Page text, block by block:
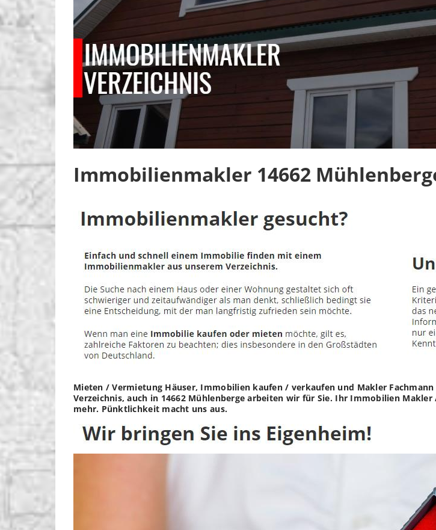
Immobilienmakler 14662
Mieten / Vermietung Häuser, Immobilien kaufen / verkaufen und Makler
Verzeichnis, auch in 14662 Mühlenberge arbeiten wir für Sie. Ihr Immobilien
mehr. Pünktlichkeit macht uns aus.